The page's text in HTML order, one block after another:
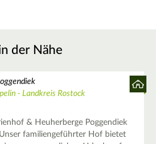
der Nähe
- Landkreis Rostock
& Heuherberge Poggendiek
familiengeführter Hof bietet